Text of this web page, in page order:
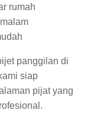
rumah
panggilan di
siap
pijat yang